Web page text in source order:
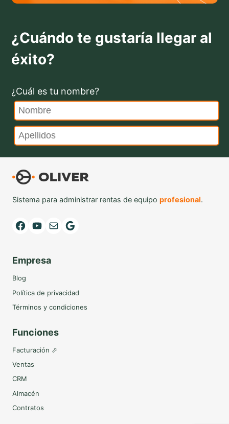
¿Cuándo te gustaría llegar al
éxito?
¿Cuál es tu nombre?
Sistema para administrar rentas de equipo profesional.
Facebook YouTube Mail Google
Empresa
Blog
Política de privacidad
Términos y condiciones
Funciones
Facturación ⬀
Ventas
CRM
Almacén
Contratos